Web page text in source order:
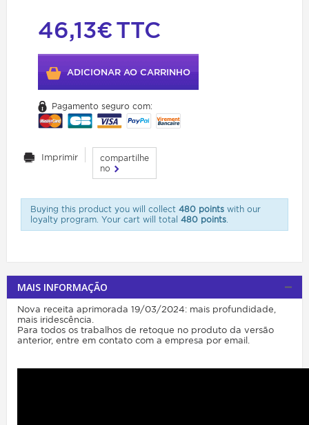
46,13€TTC
ADICIONAR AO CARRINHO
Pagamento seguro com:
Imprimir
compartilhe
no
Buying this product you will collect 480 pointswith our
loyalty program. Your cart will total 480 points.
MAIS INFORMAÇÃO
Nova receita aprimorada 19/03/2024: mais profundidade,
mais iridescência.
Para todos os trabalhos de retoque no produto da versão
anterior, entre em contato com a empresa por email.